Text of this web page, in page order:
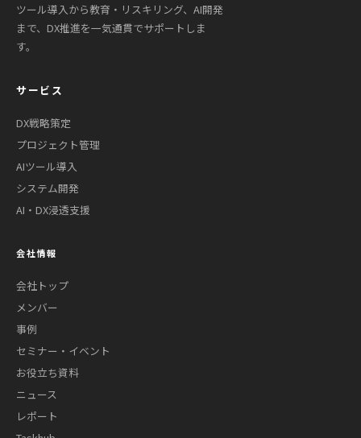
ツール導入から教育・リスキリング、AI開発
まで、DX推進を一気通貫でサポートしま
す。
サービス
DX戦略策定
プロジェクト管理
AIツール導入
システム開発
AI・DX浸透支援
会社情報
会社トップ
メンバー
事例
セミナー・イベント
お役立ち資料
ニュース
レポート